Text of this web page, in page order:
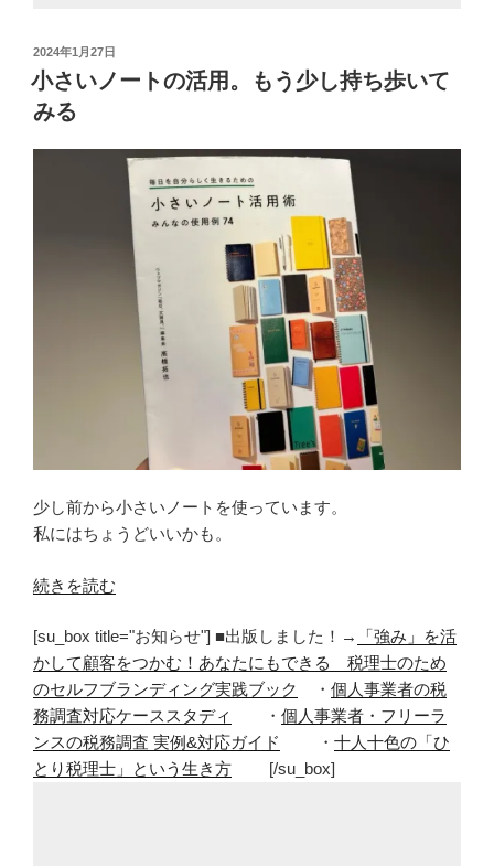
投
稿
日:
2024年1月27日
小さいノートの活用。もう少し持ち歩いて
みる
少し前から小さいノートを使っています。
私にはちょうどいいかも。
“小
い
ノ
ー
ト
の
活
続きを読む
[su_box title="お知らせ"] ■出版しました！→
「強み」を活
かして顧客をつかむ！あなたにもできる 税理士のため
のセルフブランディング実践ブック
・ 個人事業者の税
務調査対応ケーススタディ
・ 個人事業者・フリーラ
ンスの税務調査 実例&対応ガイド
・ 十人十色の「ひ
とり税理士」という生き方 [/su_box]